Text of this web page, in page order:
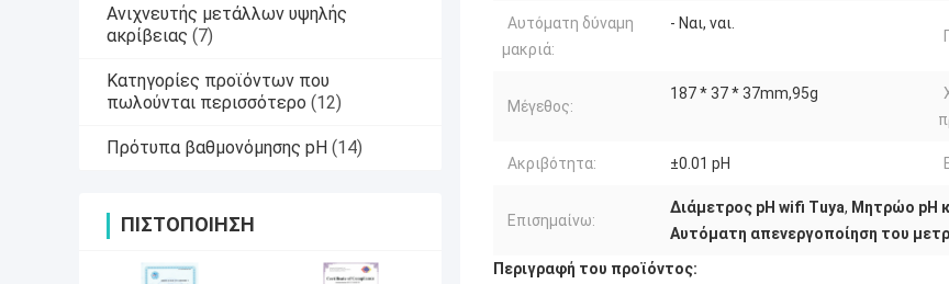
Ανιχνευτής μετάλλων υψηλής
ακρίβειας (7)
Κατηγορίες προϊόντων που
πωλούνται περισσότερο (12)
Πρότυπα βαθμονόμησης pH (14)
ΠΙΣΤΟΠΟΊΗΣΗ
Αυτόματη δύναμη
μακριά:
- Ναι, ναι.
Μέγεθος:
187 * 37 * 37mm,95g
Ακριβότητα: ±0.01 pH
Επισημαίνω:
Διάμετρος pH wifi Tuya, Μητρώο pH
Αυτόματη απενεργοποίηση του
Περιγραφή του προϊόντος: